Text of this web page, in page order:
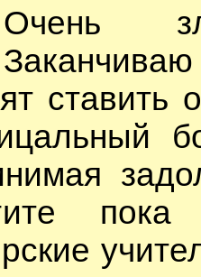
Очень
ставить
пока